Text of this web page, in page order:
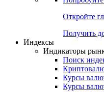
Откройте
Получить
Индексы
Индикаторы
Поиск
Курсы
Курсы